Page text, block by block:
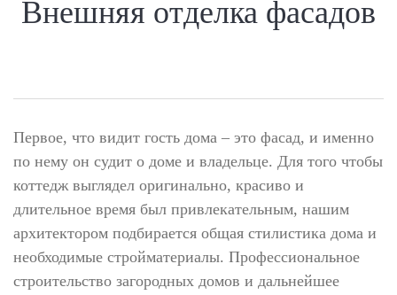
Внешняя отделка фасадов
Первое, что видит гость дома – это фасад, и именно
по нему он судит о доме и владельце. Для того чтобы
коттедж выглядел оригинально, красиво и
длительное время был привлекательным, нашим
архитектором подбирается общая стилистика дома и
необходимые стройматериалы. Профессиональное
строительство загородных домов и дальнейшее